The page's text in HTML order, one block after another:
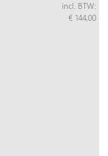
incl. BTW:
€ 144,00